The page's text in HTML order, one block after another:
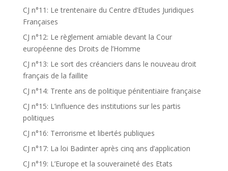
CJ n°11: Le trentenaire du Centre d’Etudes Juridiques
Françaises
CJ n°12: Le règlement amiable devant la Cour
européenne des Droits de l’Homme
CJ n°13: Le sort des créanciers dans le nouveau droit
français de la faillite
CJ n°14: Trente ans de politique pénitentiaire française
CJ n°15: L’influence des institutions sur les partis
politiques
CJ n°16: Terrorisme et libertés publiques
CJ n°17: La loi Badinter après cinq ans d’application
CJ n°19: L’Europe et la souveraineté des Etats